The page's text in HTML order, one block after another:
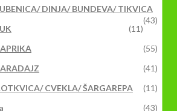
DINJA/ BUNDEVA/ TIKVICA
(43)
(11)
(55)
(41)
CVEKLA/ ŠARGAREPA
(11)
(43)